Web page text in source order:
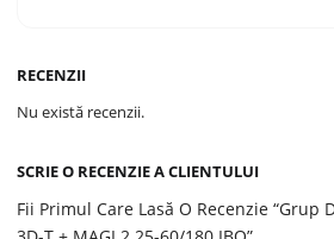
RECENZII
Nu există recenzii.
SCRIE O RECENZIE A CLIENTULUI
Fii Primul Care Lasă O Recenzie “Grup